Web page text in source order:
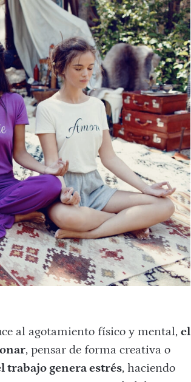
al agotamiento físico y mental, el
, pensar de forma creativa o
trabajo genera estrés, haciendo